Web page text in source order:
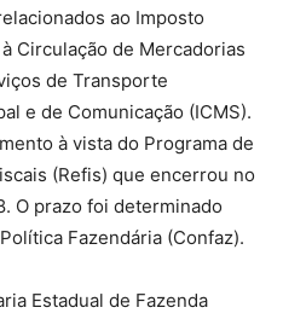
ao Imposto
Circulação de Mercadorias
de Transporte
e de Comunicação (ICMS).
à vista do Programa de
(Refis) que encerrou no
O prazo foi determinado
Fazendária (Confaz).
Estadual de Fazenda